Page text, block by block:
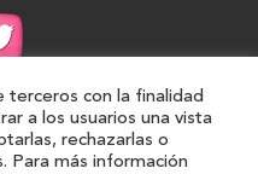
terceros con la finalidad
a los usuarios una vista
rechazarlas o
Para más información